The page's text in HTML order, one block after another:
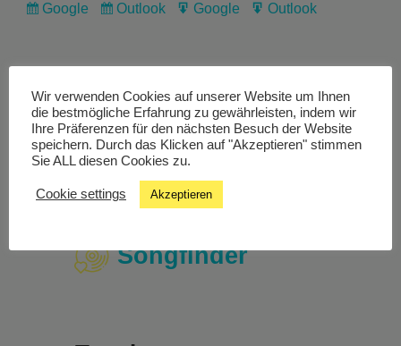
Subscribe
Google
Subscribe
Outlook
Export
Google
Export
Outlook
Livestream
Studiochat
Songfinder
Wir verwenden Cookies auf unserer Website um Ihnen
die bestmögliche Erfahrung zu gewährleisten, indem wir
Ihre Präferenzen für den nächsten Besuch der Website
speichern. Durch das Klicken auf "Akzeptieren" stimmen
Sie ALL diesen Cookies zu.
Cookie settings Akzeptieren